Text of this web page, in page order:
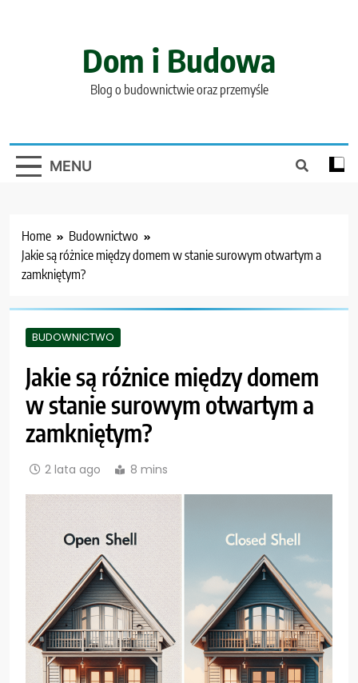
Dom i Budowa
Blog o budownictwie oraz przemyśle
MENU
Home
Budownictwo
Jakie są różnice między domem w stanie surowym otwartym a
zamkniętym?
BUDOWNICTWO
Jakie są różnice między domem
w stanie surowym otwartym a
zamkniętym?
2 lata ago 8 mins